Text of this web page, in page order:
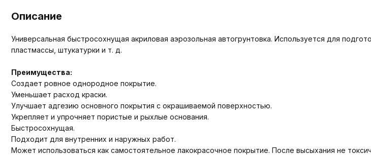
Описание
Универсальная быстросохнущая акриловая аэрозольная автогрунтовка. Используется для
пластмассы, штукатурки и т. д.
Преимущества:
Создает ровное однородное покрытие.
Уменьшает расход краски.
Улучшает адгезию основного покрытия с окрашиваемой поверхностью.
Укрепляет и упрочняет пористые и рыхлые основания.
Быстросохнущая.
Подходит для внутренних и наружных работ.
Может использоваться как самостоятельное лакокрасочное покрытие. После высыхания не